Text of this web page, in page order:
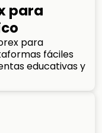
para
para
fáciles
educativas y